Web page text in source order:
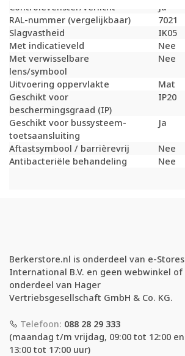
Controlevenster/verlicht
Ja
RAL-nummer (vergelijkbaar)
7021
Slagvastheid
IK05
Met indicatieveld
Nee
Met verwisselbare
lens/symbool
Nee
Uitvoering oppervlakte
Mat
Geschikt voor
beschermingsgraad (IP)
IP20
Geschikt voor bussysteem-
toetsaansluiting
Ja
Aftastsymbool / barrièrevrij
Nee
Antibacteriële behandeling
Nee
Berkerstore.nl is onderdeel van e-Stores
International B.V. en geen webwinkel of
onderdeel van Hager
Vertriebsgesellschaft GmbH & Co. KG.
Telefoon: 088 28 29 333
(maandag t/m vrijdag, 09:00 tot 12:00 en
13:00 tot 17:00 uur)